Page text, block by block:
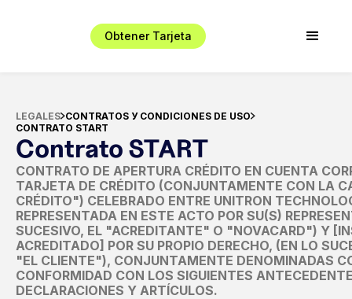
Obtener Tarjeta
LEGALES CONTRATOS У CONDICIONES DE USO
CONTRATO START
Contrato START
CONTRATO DE APERTURA CRÉDITO EN CUENTA
TARJETA DE CRÉDITO (CONJUNTAMENTE CON LA
CRÉDITO") CELEBRADO ENTRE UNITRON
REPRESENTADA EN ESTE ACTO POR SU(S)
SUCESIVO, EL "ACREDITANTE" O "NOVACARD") Y
ACREDITADO] POR SU PROPIO DERECHO, (EN LO
"EL CLIENTE"), CONJUNTAMENTE DENOMINADAS
CONFORMIDAD CON LOS SIGUIENTES
DECLARACIONES Y ARTÍCULOS.